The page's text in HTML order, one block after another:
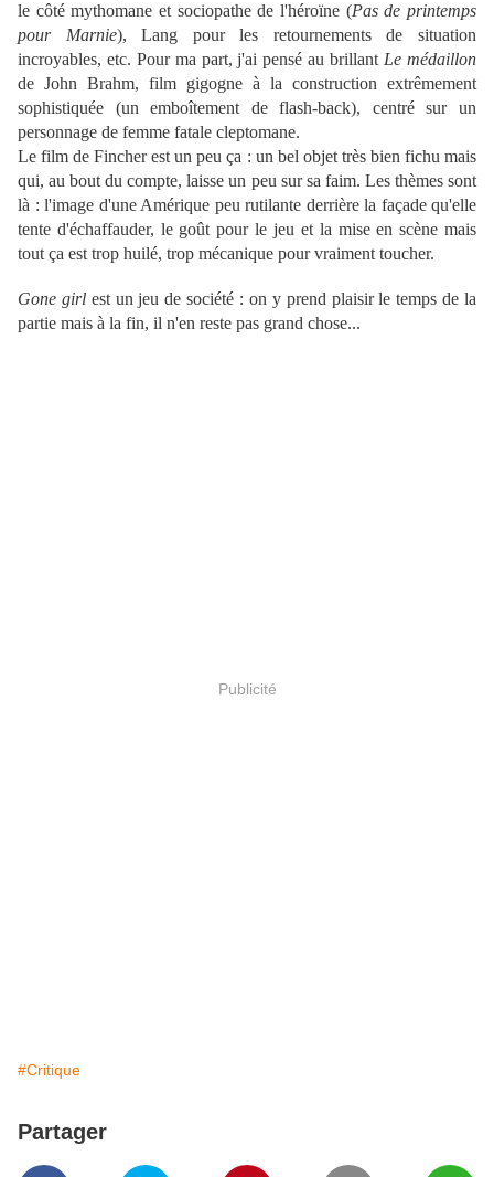
le côté mythomane et sociopathe de l'héroïne (Pas de printemps
pour Marnie), Lang pour les retournements de situation
incroyables, etc. Pour ma part, j'ai pensé au brillant Le médaillon
de John Brahm, film gigogne à la construction extrêmement
sophistiquée (un emboîtement de flash-back), centré sur un
personnage de femme fatale cleptomane.
Le film de Fincher est un peu ça : un bel objet très bien fichu mais
qui, au bout du compte, laisse un peu sur sa faim. Les thèmes sont
là : l'image d'une Amérique peu rutilante derrière la façade qu'elle
tente d'échaffauder, le goût pour le jeu et la mise en scène mais
tout ça est trop huilé, trop mécanique pour vraiment toucher.
Gone girlest un jeu de société : on y prend plaisir le temps de la
partie mais à la fin, il n'en reste pas grand chose...
Publicité
#Critique
Partager